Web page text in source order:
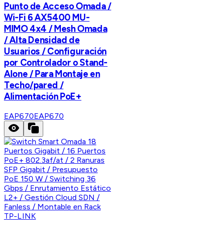
Punto de Acceso Omada /
Wi-Fi 6 AX5400 MU-
MIMO 4x4 / Mesh Omada
/ Alta Densidad de
Usuarios / Configuración
por Controlador o Stand-
Alone / Para Montaje en
Techo/pared /
Alimentación PoE+
EAP670EAP670
TP-LINK